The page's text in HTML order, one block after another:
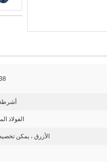
الفولاذ
الأزرق ، يمكن